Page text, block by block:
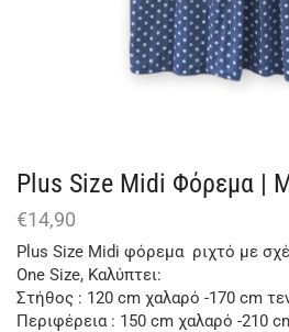
Plus Size Μidi Φόρεμα |
€14,90
Plus Size Μidi φόρεμα ριχτό με
One Size, Καλύπτει:
Στήθος : 120 cm χαλαρό -170 cm
Περιφέρεια : 150 cm χαλαρό -210